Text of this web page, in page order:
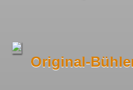
Original-